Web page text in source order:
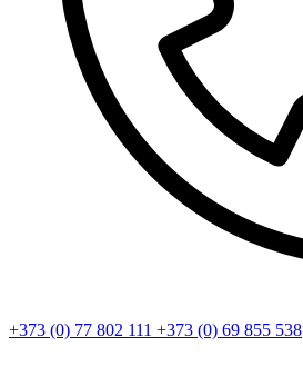
+373 (0) 77 802 111 +373 (0) 69 855 538